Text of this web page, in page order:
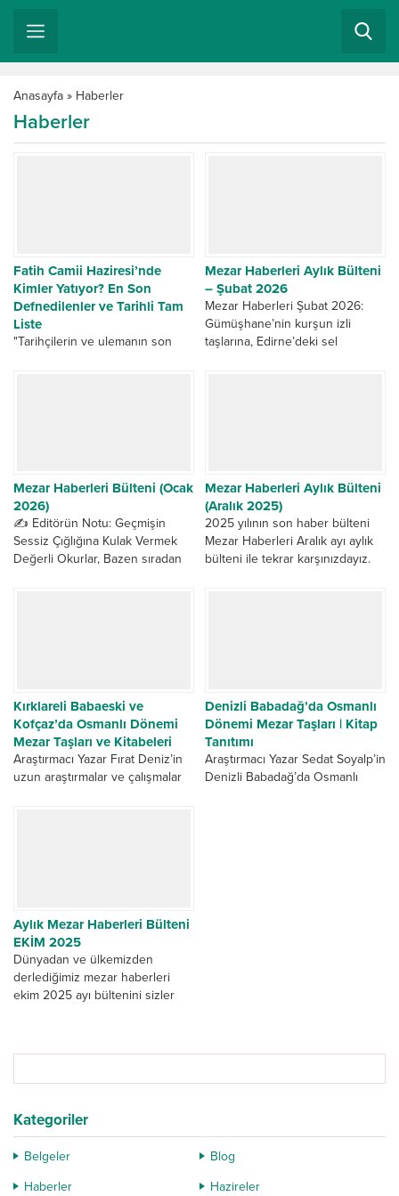
Anasayfa » Haberler
Haberler
Fatih Camii Haziresi’nde
Kimler Yatıyor? En Son
Defnedilenler ve Tarihli Tam
Liste
"Tarihçilerin ve ulemanın son
Mezar Haberleri Aylık Bülteni
– Şubat 2026
Mezar Haberleri Şubat 2026:
Gümüşhane’nin kurşun izli
taşlarına, Edirne’deki sel
Mezar Haberleri Bülteni (Ocak
2026)
✍️ Editörün Notu: Geçmişin
Sessiz Çığlığına Kulak Vermek
Değerli Okurlar, Bazen sıradan
Mezar Haberleri Aylık Bülteni
(Aralık 2025)
2025 yılının son haber bülteni
Mezar Haberleri Aralık ayı aylık
bülteni ile tekrar karşınızdayız.
Kırklareli Babaeski ve
Kofçaz’da Osmanlı Dönemi
Mezar Taşları ve Kitabeleri
Araştırmacı Yazar Fırat Deniz’in
uzun araştırmalar ve çalışmalar
Denizli Babadağ’da Osmanlı
Dönemi Mezar Taşları | Kitap
Tanıtımı
Araştırmacı Yazar Sedat Soyalp’in
Denizli Babadağ’da Osmanlı
Aylık Mezar Haberleri Bülteni
EKİM 2025
Dünyadan ve ülkemizden
derlediğimiz mezar haberleri
ekim 2025 ayı bültenini sizler
Kategoriler
Belgeler
Blog
Haberler
Hazireler